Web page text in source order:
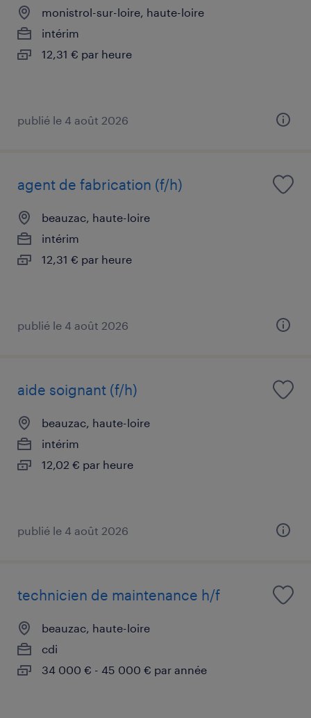
monistrol-sur-loire, haute-loire
intérim
12,31 € par heure
publié le 4 août 2026
agent de fabrication (f/h)
beauzac, haute-loire
intérim
12,31 € par heure
publié le 4 août 2026
aide soignant (f/h)
beauzac, haute-loire
intérim
12,02 € par heure
publié le 4 août 2026
technicien de maintenance h/f
beauzac, haute-loire
cdi
34 000 € - 45 000 € par année